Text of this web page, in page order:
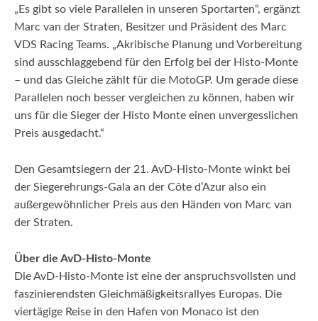
„Es gibt so viele Parallelen in unseren Sportarten“, ergänzt
Marc van der Straten, Besitzer und Präsident des Marc
VDS Racing Teams. „Akribische Planung und Vorbereitung
sind ausschlaggebend für den Erfolg bei der Histo-Monte
– und das Gleiche zählt für die MotoGP. Um gerade diese
Parallelen noch besser vergleichen zu können, haben wir
uns für die Sieger der Histo Monte einen unvergesslichen
Preis ausgedacht.“
Den Gesamtsiegern der 21. AvD-Histo-Monte winkt bei
der Siegerehrungs-Gala an der Côte d’Azur also ein
außergewöhnlicher Preis aus den Händen von Marc van
der Straten.
Über die AvD-Histo-Monte
Die AvD-Histo-Monte ist eine der anspruchsvollsten und
faszinierendsten Gleichmäßigkeitsrallyes Europas. Die
viertägige Reise in den Hafen von Monaco ist den